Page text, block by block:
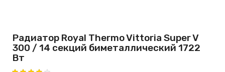
Радиатор Royal Thermo Vittoria Super V
300 / 14 секций биметаллический 1722
Вт